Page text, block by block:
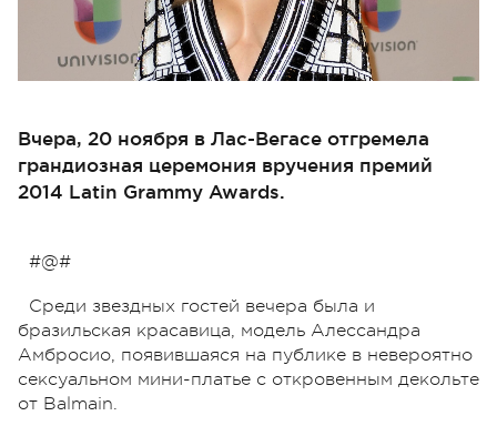
Вчера, 20 ноября в Лас-Вегасе отгремела
грандиозная церемония вручения премий
2014 Latin Grammy Awards.
#@#
Среди звездных гостей вечера была и
бразильская красавица, модель Алессандра
Амбросио, появившаяся на публике в невероятно
сексуальном мини-платье с откровенным декольте
от Balmain.